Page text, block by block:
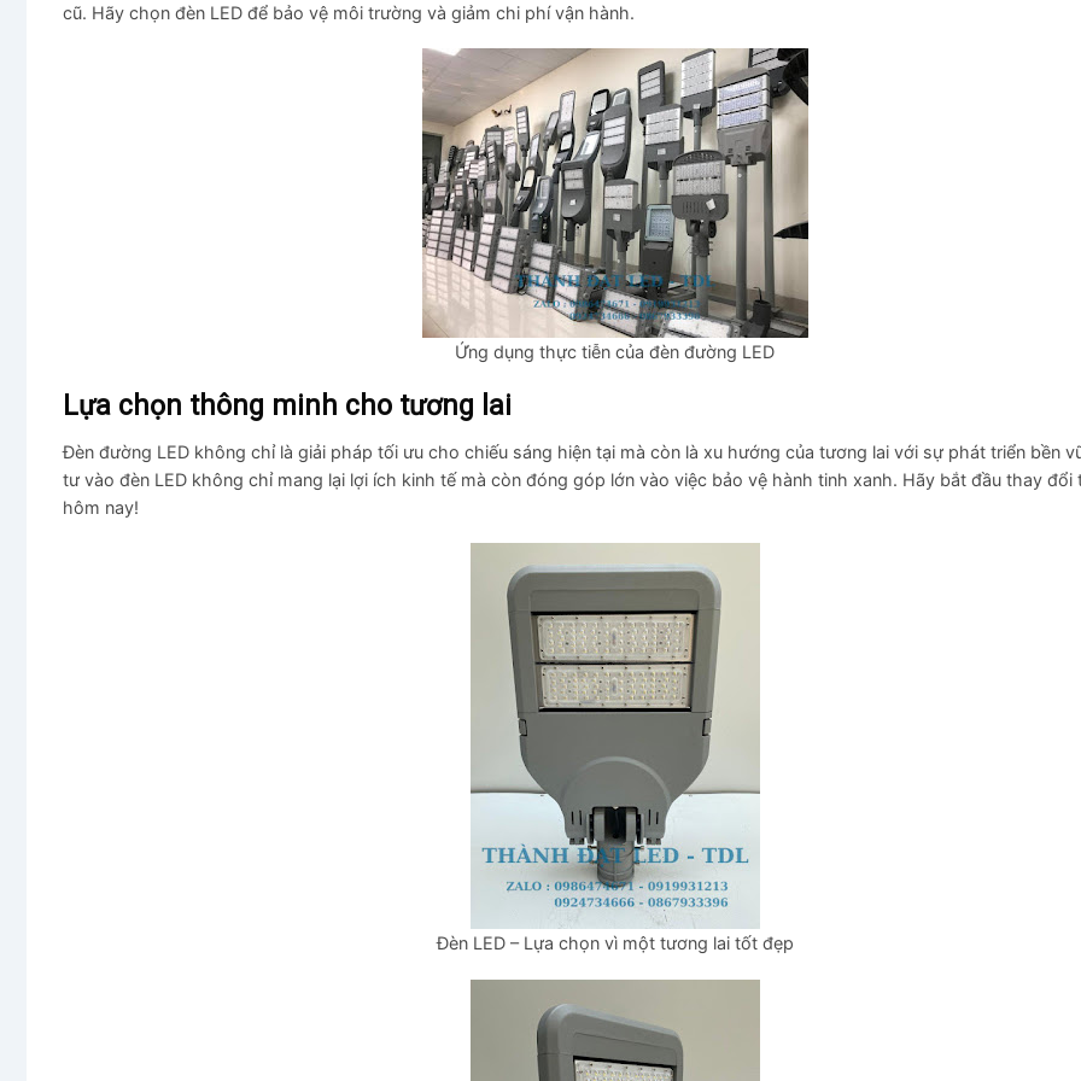
cũ. Hãy chọn đèn LED để bảo vệ môi trường và giảm chi phí vận hành.
Ứng dụng thực tiễn của đèn đường LED
Lựa chọn thông minh cho tương lai
Đèn đường LED không chỉ là giải pháp tối ưu cho chiếu sáng hiện tại mà còn là xu hướng của tương lai với sự phát triển bền
tư vào đèn LED không chỉ mang lại lợi ích kinh tế mà còn đóng góp lớn vào việc bảo vệ hành tinh xanh. Hãy bắt đầu thay đổi
hôm nay!
Đèn LED – Lựa chọn vì một tương lai tốt đẹp